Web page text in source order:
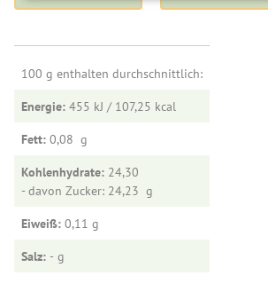
100 g enthalten durchschnittlich:
Energie: 455 kJ / 107,25
Fett: 0,08
Kohlenhydrate: 24,30
- davon Zucker: 24,23
Eiweiß: 0,11
Salz: -